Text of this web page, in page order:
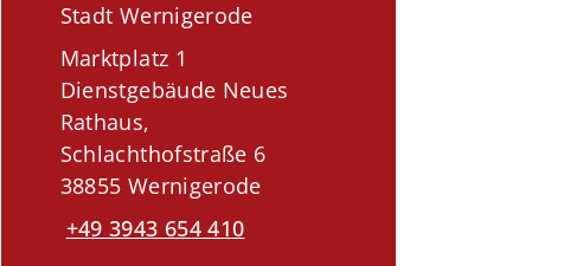
Stadt Wernigerode
Marktplatz 1
Dienstgebäude Neues
Rathaus,
Schlachthofstraße 6
38855 Wernigerode
+49 3943 654 410